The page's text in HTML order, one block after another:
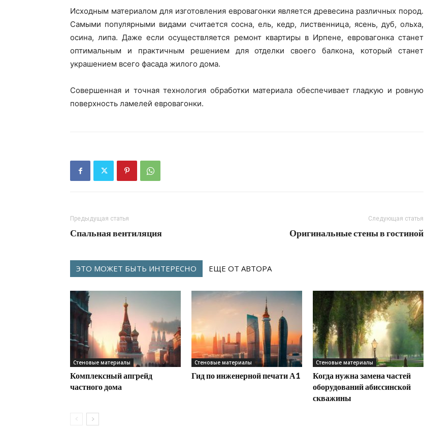
Исходным материалом для изготовления евровагонки является древесина различных пород.
Самыми популярными видами считается сосна, ель, кедр, лиственница, ясень, дуб, ольха,
осина, липа. Даже если осуществляется ремонт квартиры в Ирпене, евровагонка станет
оптимальным и практичным решением для отделки своего балкона, который станет
украшением всего фасада жилого дома.
Совершенная и точная технология обработки материала обеспечивает гладкую и ровную
поверхность ламелей евровагонки.
Предыдущая статья
Спальная вентиляция
Следующая статья
Оригинальные стены в гостиной
ЭТО МОЖЕТ БЫТЬ ИНТЕРЕСНО ЕЩЕ ОТ АВТОРА
Стеновые материалы
Комплексный апгрейд
частного дома
Стеновые материалы
Гид по инженерной печати А1
Стеновые материалы
Когда нужна замена частей
оборудований абиссинской
скважины